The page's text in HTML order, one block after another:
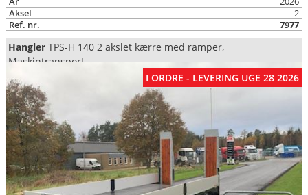
Aksel
2
Ref. nr.
7977
HanglerTPS-H 140 2 akslet kærre med ramper,
Maskintransport
I ORDRE - LEVERING UGE 28 2026